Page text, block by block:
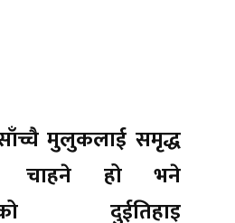
मुलुकलाई समृद्ध
चाहने हो भने
दुईतिहाइ